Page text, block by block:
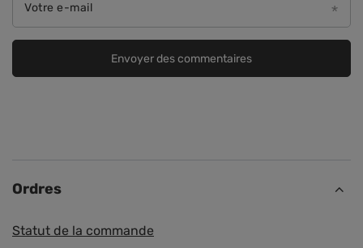
Votre e-mail
Envoyer des commentaires
Ordres
Statut de la commande